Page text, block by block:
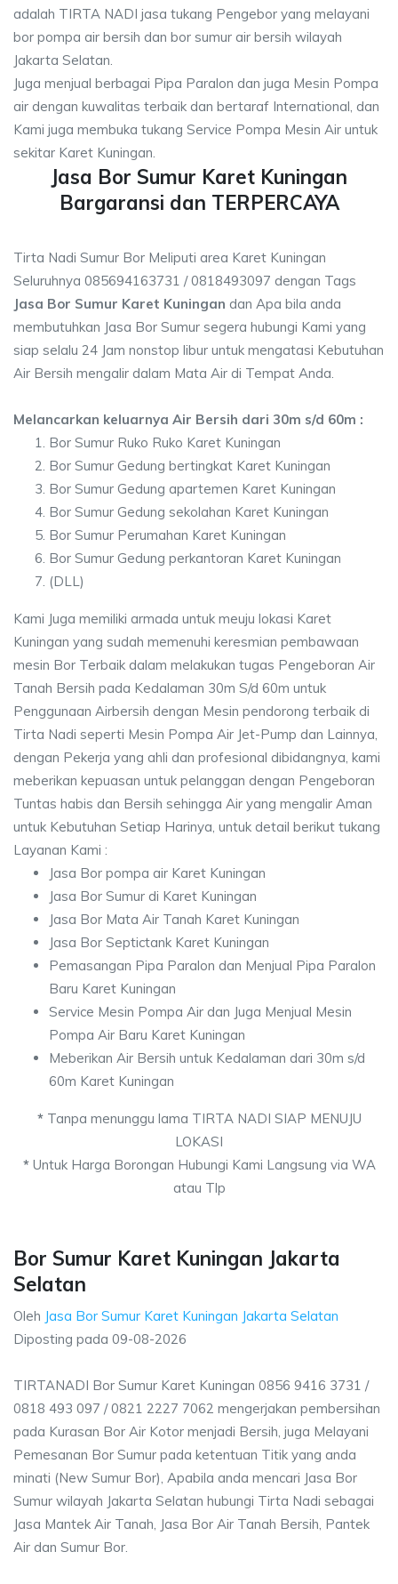
adalah TIRTA NADI jasa tukang Pengebor yang melayani
bor pompa air bersih dan bor sumur air bersih wilayah
Jakarta Selatan.
Juga menjual berbagai Pipa Paralon dan juga Mesin Pompa
air dengan kuwalitas terbaik dan bertaraf International, dan
Kami juga membuka tukang Service Pompa Mesin Air untuk
sekitar Karet Kuningan.
Jasa Bor Sumur Karet Kuningan
Bargaransi dan TERPERCAYA
Tirta Nadi Sumur Bor Meliputi area Karet Kuningan
Seluruhnya 085694163731 / 0818493097 dengan Tags
Jasa Bor Sumur Karet Kuningan dan Apa bila anda
membutuhkan Jasa Bor Sumur segera hubungi Kami yang
siap selalu 24 Jam nonstop libur untuk mengatasi Kebutuhan
Air Bersih mengalir dalam Mata Air di Tempat Anda.
Melancarkan keluarnya Air Bersih dari 30m s/d 60m :
Bor Sumur Ruko Ruko Karet Kuningan
Bor Sumur Gedung bertingkat Karet Kuningan
Bor Sumur Gedung apartemen Karet Kuningan
Bor Sumur Gedung sekolahan Karet Kuningan
Bor Sumur Perumahan Karet Kuningan
Bor Sumur Gedung perkantoran Karet Kuningan
(DLL)
Kami Juga memiliki armada untuk meuju lokasi Karet
Kuningan yang sudah memenuhi keresmian pembawaan
mesin Bor Terbaik dalam melakukan tugas Pengeboran Air
Tanah Bersih pada Kedalaman 30m S/d 60m untuk
Penggunaan Airbersih dengan Mesin pendorong terbaik di
Tirta Nadi seperti Mesin Pompa Air Jet-Pump dan Lainnya,
dengan Pekerja yang ahli dan profesional dibidangnya, kami
meberikan kepuasan untuk pelanggan dengan Pengeboran
Tuntas habis dan Bersih sehingga Air yang mengalir Aman
untuk Kebutuhan Setiap Harinya, untuk detail berikut tukang
Layanan Kami :
Jasa Bor pompa air Karet Kuningan
Jasa Bor Sumur di Karet Kuningan
Jasa Bor Mata Air Tanah Karet Kuningan
Jasa Bor Septictank Karet Kuningan
Pemasangan Pipa Paralon dan Menjual Pipa Paralon
Baru Karet Kuningan
Service Mesin Pompa Air dan Juga Menjual Mesin
Pompa Air Baru Karet Kuningan
Meberikan Air Bersih untuk Kedalaman dari 30m s/d
60m Karet Kuningan
*Tanpa menunggu lama TIRTA NADI SIAP MENUJU
LOKASI
*Untuk Harga Borongan Hubungi Kami Langsung via WA
atau Tlp
Bor Sumur Karet Kuningan Jakarta
Selatan
Oleh Jasa Bor Sumur Karet Kuningan Jakarta Selatan
Diposting pada 09-08-2026
TIRTANADI Bor Sumur Karet Kuningan 0856 9416 3731 /
0818 493 097 / 0821 2227 7062 mengerjakan pembersihan
pada Kurasan Bor Air Kotor menjadi Bersih, juga Melayani
Pemesanan Bor Sumur pada ketentuan Titik yang anda
minati (New Sumur Bor), Apabila anda mencari Jasa Bor
Sumur wilayah Jakarta Selatan hubungi Tirta Nadi sebagai
Jasa Mantek Air Tanah, Jasa Bor Air Tanah Bersih, Pantek
Air dan Sumur Bor.